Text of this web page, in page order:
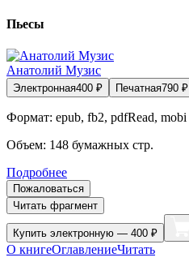
Пьесы
Анатолий Музис
Электронная400 ₽ Печатная790 ₽
Формат: epub, fb2, pdfRead, mobi
Объем: 148 бумажных стр.
Подробнее
Пожаловаться
Читать фрагмент
Купить электронную — 400 ₽
О книгеОглавлениеЧитать